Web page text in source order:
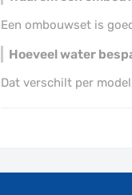
Een ombouwset is
Hoeveel water
Dat verschilt per